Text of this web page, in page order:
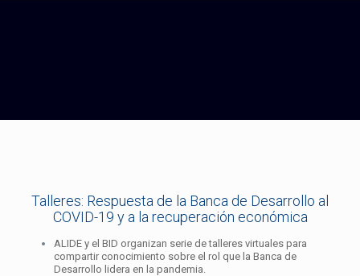
Talleres: Respuesta de la Banca de Desarrollo al
COVID-19 y a la recuperación económica
ALIDE y el BID organizan serie de talleres virtuales para
compartir conocimiento sobre el rol que la Banca de
Desarrollo lidera en la pandemia.